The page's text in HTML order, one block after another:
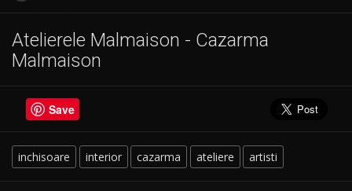
Atelierele Malmaison - Cazarma
Malmaison
Save
inchisoare interior cazarma ateliere artisti